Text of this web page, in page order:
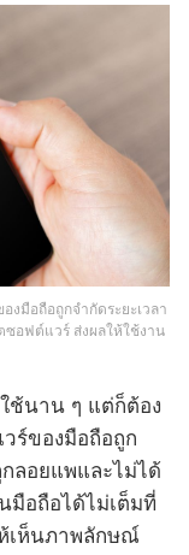
งมือถือถูกจำกัดระยะเวลา
ซอฟต์แวร์ ส่งผลให้ใช้งาน
ช้นาน ๆ แต่ก็ต้อง
ร์ของมือถือถูก
ลอยแพและไม่ได้
มือถือได้ไม่เต็มที่
เห็นภาพลักษณ์